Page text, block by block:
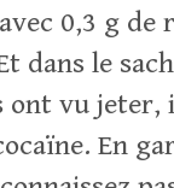
0,3 g de
dans le
ont vu jeter,
En